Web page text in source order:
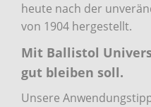
heute nach der
von 1904 hergestellt.
Mit Ballistol
gut bleiben soll.
Unsere